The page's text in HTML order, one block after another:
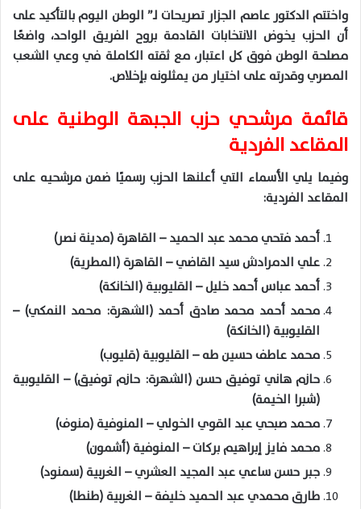
واختتم الدكتور عاصم الجزار تصريحات لـ” الوطن اليوم بالتأكيد على
أن الحزب يخوض الانتخابات القادمة بروح الفريق الواحد، واضعًا
مصلحة الوطن فوق كل اعتبار، مع ثقته الكاملة في وعي الشعب
المصري وقدرته على اختيار من يمثلونه بإخلاص.
قائمة مرشحي حزب الجبهة الوطنية على
المقاعد الفردية
وفيما يلي الأسماء التي أعلنها الحزب رسميًا ضمن مرشحيه على
المقاعد الفردية:
أحمد فتحي محمد عبد الحميد – القاهرة (مدينة نصر)
علي الدمرادش سيد القاضي – القاهرة (المطرية)
أحمد عباس أحمد خليل – القليوبية (الخانكة)
محمد أحمد محمد صادق أحمد (الشهرة: محمد النمكي) –
القليوبية (الخانكة)
محمد عاطف حسين طه – القليوبية (قليوب)
حازم هاني توفيق حسن (الشهرة: حازم توفيق) – القليوبية
(شبرا الخيمة)
محمد صبحي عبد القوي الخولي – المنوفية (منوف)
محمد فايز إبراهيم بركات – المنوفية (أشمون)
جبر حسن ساعي عبد المجيد العشري – الغربية (سمنود)
طارق محمدي عبد الحميد خليفة – الغربية (طنطا)